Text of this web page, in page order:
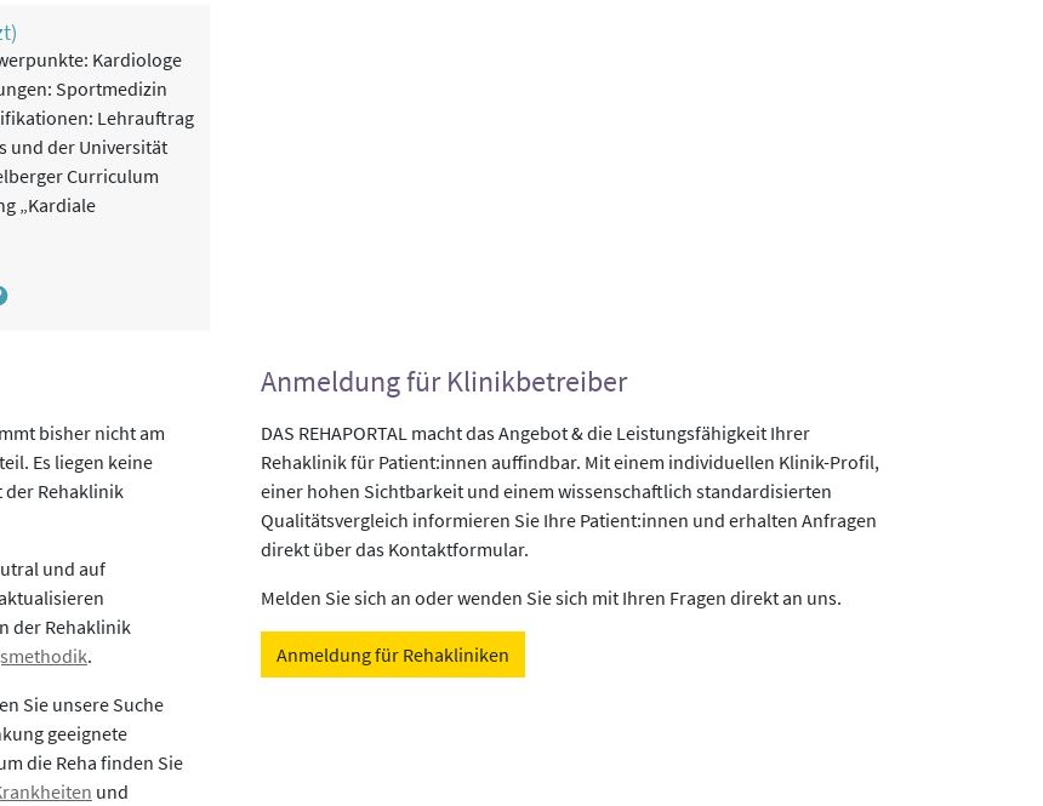
Kardiologe
Sportmedizin
Lehrauftrag
und der Universität
Curriculum
„Kardiale
bisher nicht am
Es liegen keine
der Rehaklinik
und auf
der Rehaklinik
.
Sie unsere Suche
geeignete
die Reha finden Sie
und
Anmeldung für Klinikbetreiber
DAS REHAPORTAL macht das Angebot & die Leistungsfähigkeit Ihrer
Rehaklinik für Patient:innen auffindbar. Mit einem individuellen Klinik-Profil,
einer hohen Sichtbarkeit und einem wissenschaftlich standardisierten
Qualitätsvergleich informieren Sie Ihre Patient:innen und erhalten Anfragen
direkt über das Kontaktformular.
Melden Sie sich an oder wenden Sie sich mit Ihren Fragen direkt an uns.
Anmeldung für Rehakliniken